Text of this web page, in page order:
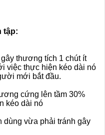
tập:
thương tích 1 chút ít
việc thực hiện kéo dài nó
mới bắt đầu.
cứng lên tầm 30%
kéo dài nó
dùng vừa phải tránh gây